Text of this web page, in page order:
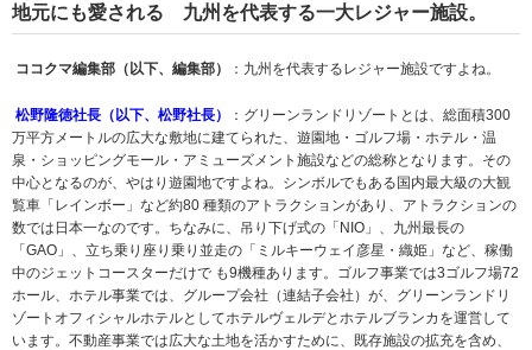
地元にも愛される 九州を代表する一大レジャー施設。
ココクマ編集部（以下、編集部） ：九州を代表するレジャー施設ですよね。
松野隆徳社長（以下、松野社長）
：グリーンランドリゾートとは、総面積300
万平方メートルの広大な敷地に建てられた、遊園地・ゴルフ場・ホテル・温
泉・ショッピングモール・アミューズメント施設などの総称となります。その
中心となるのが、やはり遊園地ですよね。シンボルでもある国内最大級の大観
覧車「レインボー」など約80 種類のアトラクションがあり、アトラクションの
数では日本一なのです。ちなみに、吊り下げ式の「NIO」、九州最長の
「GAO」、立ち乗り座り乗り並走の「ミルキーウェイ彦星・織姫」など、稼働
中のジェットコースターだけで も9機種あります。ゴルフ事業では3ゴルフ場72
ホール、ホテル事業では、グループ会社（連結子会社）が、グリーンランドリ
ゾートオフィシャルホテルとしてホテルヴェルデとホテルブランカを運営して
います。不動産事業では広大な土地を活かすために、既存施設の拡充を含め、